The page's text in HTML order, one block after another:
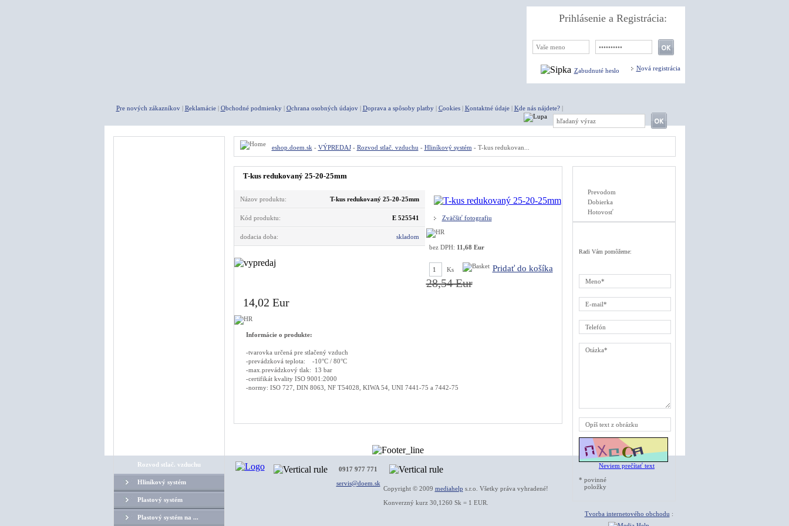
Prihlásenie a Registrácia:
Zabudnuté heslo Nová registrácia
Pre nových zákazníkov| Reklamácie| Obchodné podmienky| Ochrana osobných údajov| Doprava a spôsoby platby| Cookies| Kontaktné údaje| Kde nás nájdete?|
Rozvod stlač. vzduchu
Hliníkový systém
Plastový systém
Plastový systém na ...
eshop.doem.sk - VÝPREDAJ- Rozvod stlač. vzduchu - Hliníkový systém - T-kus redukovan...
Prevodom
Dobierka
Hotovosť
Radi Vám pomôžeme:
Neviem prečítať text
* povinné
položky
T-kus redukovaný 25-20-25mm
Zväčšiť fotografiu
Názov produktu: T-kus redukovaný 25-20-25mm
Kód produktu: E 525541
dodacia doba:
skladom
bez DPH: 11,68 Eur
Ks Pridať do košíka
28,54 Eur
14,02 Eur
Informácie o produkte:
-tvarovka určená pre stlačený vzduch
-prevádzková teplota: -10°C / 80°C
-max.prevádzkový tlak: 13 bar
-certifikát kvality ISO 9001:2000
-normy: ISO 727, DIN 8063, NF T54028, KIWA 54, UNI 7441-75 a 7442-75
0917 977 771
servis@doem.sk
Copyright © 2009 mediahelp s.r.o. Všetky práva vyhradené!
Konverzný kurz 30,1260 Sk = 1 EUR.
Tvorba internetového obchodu :